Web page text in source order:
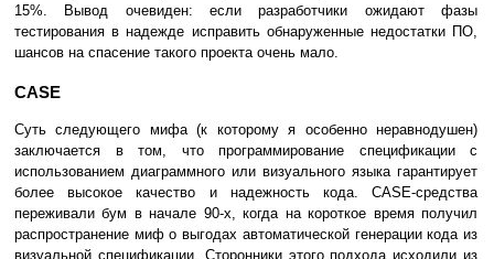
15%. Вывод очевиден: если разработчики ожидают фазы
тестирования в надежде исправить обнаруженные недостатки ПО,
шансов на спасение такого проекта очень мало.
CASE
Суть следующего мифа (к которому я особенно неравнодушен)
заключается в том, что программирование спецификации с
использованием диаграммного или визуального языка гарантирует
более высокое качество и надежность кода. CASE-средства
переживали бум в начале 90-х, когда на короткое время получил
распространение миф о выгодах автоматической генерации кода из
визуальной спецификации. Сторонники этого подхода исходили из